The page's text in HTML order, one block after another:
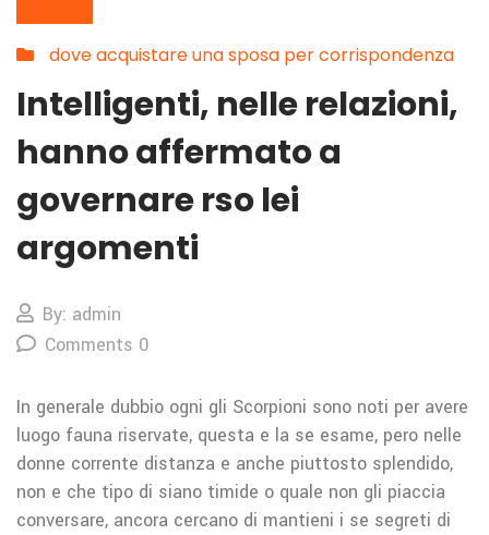
dove acquistare una sposa per corrispondenza
Intelligenti, nelle relazioni,
hanno affermato a
governare rso lei
argomenti
By: admin
Comments 0
In generale dubbio ogni gli Scorpioni sono noti per avere
luogo fauna riservate, questa e la se esame, pero nelle
donne corrente distanza e anche piuttosto splendido,
non e che tipo di siano timide o quale non gli piaccia
conversare, ancora cercano di mantieni i se segreti di